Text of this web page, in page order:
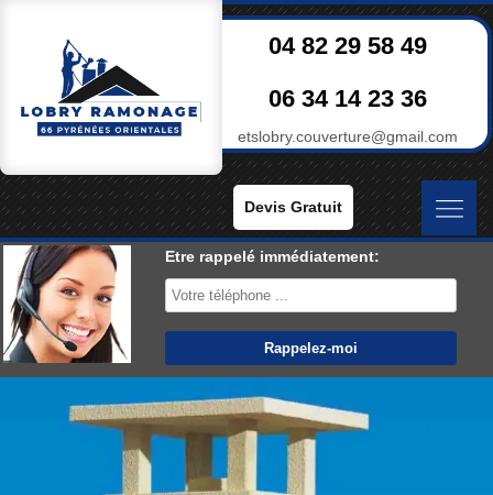
04 82 29 58 49
06 34 14 23 36
etslobry.couverture@gmail.com
Devis Gratuit
Etre rappelé immédiatement: